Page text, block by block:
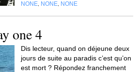
NONE NONE NONE
one 4
Dis lecteur, quand on déjeune deux
jours de suite au paradis c’est qu’on
est mort ? Répondez franchement